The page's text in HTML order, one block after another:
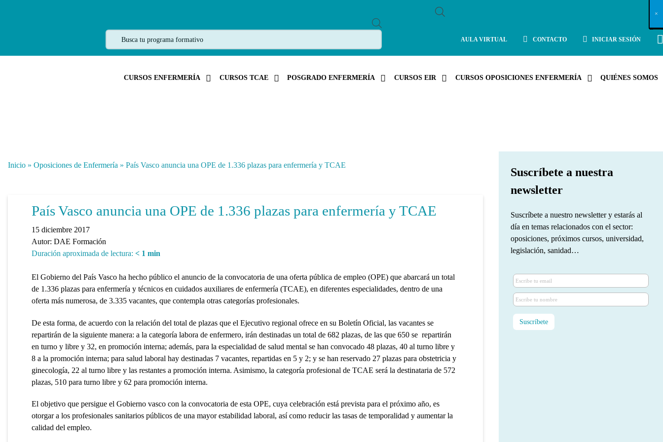
R
D
S
AULA VIRTUAL CONTACTO INICIAR SESIÓN
CURSOS ENFERMERÍA CURSOS TCAE POSGRADO ENFERMERÍA CURSOS EIR CURSOS OPOSICIONES ENFERMERÍA QUIÉNES SOMOS
Inicio » Oposiciones de Enfermería » País Vasco anuncia una OPE de 1.336 plazas para enfermería y TCAE
País Vasco anuncia una OPE de 1.336 plazas para enfermería y TCAE
15 diciembre 2017
Autor: DAE Formación
Duración aproximada de lectura: < 1 min
El Gobierno del País Vasco ha hecho público el anuncio de la convocatoria de una oferta pública de empleo (OPE) que abarcará un total
de 1.336 plazas para enfermería y técnicos en cuidados auxiliares de enfermería (TCAE), en diferentes especialidades, dentro de una
oferta más numerosa, de 3.335 vacantes, que contempla otras categorías profesionales.
De esta forma, de acuerdo con la relación del total de plazas que el Ejecutivo regional ofrece en su Boletín Oficial, las vacantes se
repartirán de la siguiente manera: a la categoría labora de enfermero, irán destinadas un total de 682 plazas, de las que 650 se repartirán
en turno y libre y 32, en promoción interna; además, para la especialidad de salud mental se han convocado 48 plazas, 40 al turno libre y
8 a la promoción interna; para salud laboral hay destinadas 7 vacantes, repartidas en 5 y 2; y se han reservado 27 plazas para obstetricia y
ginecología, 22 al turno libre y las restantes a promoción interna. Asimismo, la categoría profesional de TCAE será la destinataria de 572
plazas, 510 para turno libre y 62 para promoción interna.
El objetivo que persigue el Gobierno vasco con la convocatoria de esta OPE, cuya celebración está prevista para el próximo año, es
otorgar a los profesionales sanitarios públicos de una mayor estabilidad laboral, así como reducir las tasas de temporalidad y aumentar la
calidad del empleo.
Suscríbete a nuestra
newsletter
Suscríbete a nuestro newsletter y estarás al
día en temas relacionados con el sector:
oposiciones, próximos cursos, universidad,
legislación, sanidad…
X
×
×
×
×
×
×
×
×
×
×
×
×
×
×
×
×
×
×
×
×
×
×
×
×
×
×
×
×
×
×
×
×
×
×
×
×
×
×
×
×
×
×
×
×
×
×
×
×
×
×
×
×
×
×
×
×
×
×
×
×
×
×
×
×
×
×
×
×
×
×
×
×
×
×
×
×
×
×
×
×
×
×
×
×
×
×
×
×
×
×
×
×
×
×
×
×
×
×
×
×
×
×
×
×
×
×
×
×
×
×
×
×
×
×
×
×
×
×
×
×
×
×
×
×
×
×
×
×
×
×
×
×
×
×
×
×
×
×
×
×
×
×
×
×
×
×
×
×
×
×
×
×
×
×
×
×
×
×
×
×
×
×
×
×
×
×
×
×
×
×
×
×
×
×
×
×
×
×
×
×
×
×
×
×
×
×
×
×
×
×
×
×
×
×
×
×
×
×
×
×
×
×
×
×
×
×
×
×
×
×
×
×
×
×
×
×